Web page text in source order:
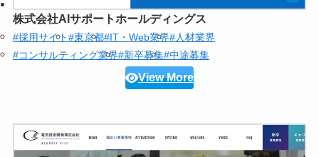
株式会社AIサポートホールディングス
#採用サイト#東京都#IT・Web業界#人材業界
#コンサルティング業界#新卒募集#中途募集
View More